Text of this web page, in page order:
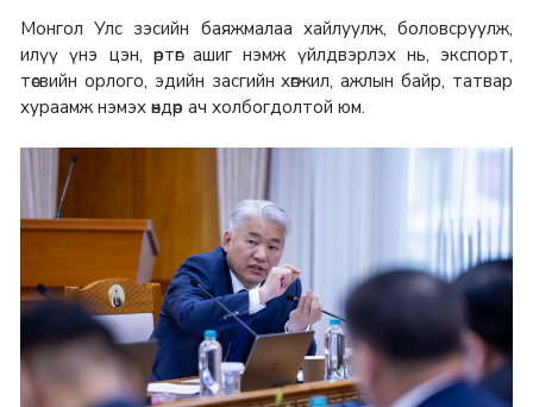
Монгол Улс зэсийн баяжмалаа хайлуулж, боловсруулж,
илүү үнэ цэн, өртөг ашиг нэмж үйлдвэрлэх нь, экспорт,
төсвийн орлого, эдийн засгийн хөгжил, ажлын байр, татвар
хураамж нэмэх өндөр ач холбогдолтой юм.